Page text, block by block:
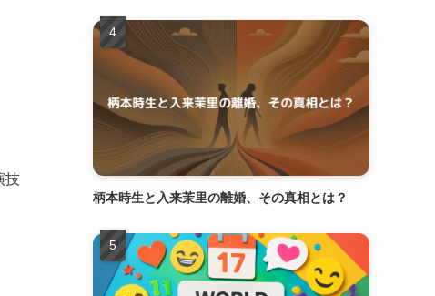
技
柄本時生と入来茉里の離婚、その真相とは？